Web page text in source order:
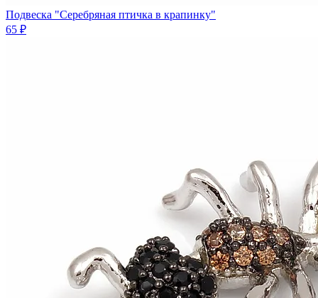
Подвеска "Серебряная птичка в крапинку"
65 ₽